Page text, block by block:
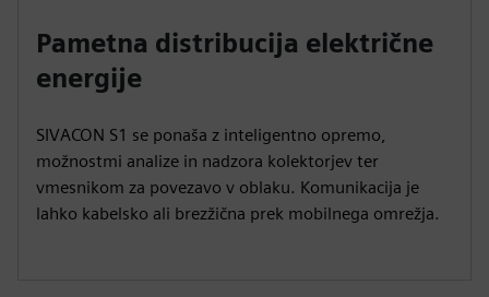
Pametna distribucija električne
energije
SIVACON S1 se ponaša z inteligentno opremo,
možnostmi analize in nadzora kolektorjev ter
vmesnikom za povezavo v oblaku. Komunikacija je
lahko kabelsko ali brezžična prek mobilnega omrežja.